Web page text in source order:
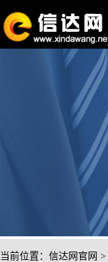
当前位置： 信达网官网 >